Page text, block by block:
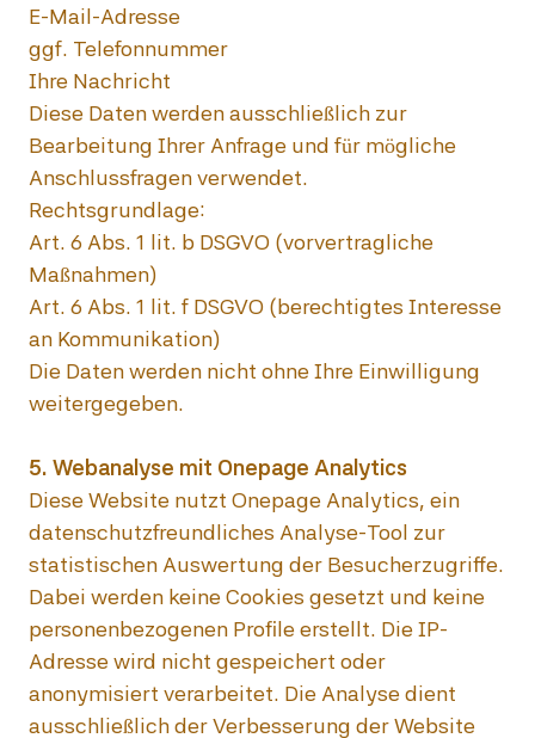
E-Mail-Adresse
ggf. Telefonnummer
Ihre Nachricht
Diese Daten werden ausschließlich zur
Bearbeitung Ihrer Anfrage und für mögliche
Anschlussfragen verwendet.
Rechtsgrundlage:
Art. 6 Abs. 1 lit. b DSGVO (vorvertragliche
Maßnahmen)
Art. 6 Abs. 1 lit. f DSGVO (berechtigtes Interesse
an Kommunikation)
Die Daten werden nicht ohne Ihre Einwilligung
weitergegeben.
Diese Website nutzt Onepage Analytics, ein
datenschutzfreundliches Analyse-Tool zur
statistischen Auswertung der Besucherzugriffe.
Dabei werden keine Cookies gesetzt und keine
personenbezogenen Profile erstellt. Die IP-
Adresse wird nicht gespeichert oder
anonymisiert verarbeitet. Die Analyse dient
ausschließlich der Verbesserung der Website